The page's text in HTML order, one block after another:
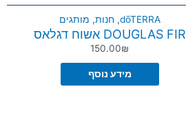
dōTERRA
,חנות, מותגים
DOUGLAS FIR אשוח דגלאס
150.00₪
מידע נוסף